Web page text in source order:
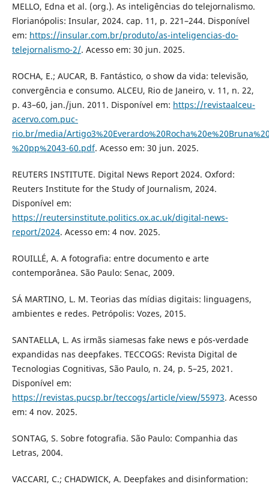
MELLO, Edna et al. (org.). As inteligências do telejornalismo.
Florianópolis: Insular, 2024. cap. 11, p. 221–244. Disponível
em: https://insular.com.br/produto/as-inteligencias-do-
telejornalismo-2/. Acesso em: 30 jun. 2025.
ROCHA, E.; AUCAR, B. Fantástico, o show da vida: televisão,
convergência e consumo. ALCEU, Rio de Janeiro, v. 11, n. 22,
p. 43–60, jan./jun. 2011. Disponível em: https://revistaalceu-
acervo.com.puc-
rio.br/media/
%20pp%2043-60.pdf. Acesso em: 30 jun. 2025.
REUTERS INSTITUTE. Digital News Report 2024. Oxford:
Reuters Institute for the Study of Journalism, 2024.
Disponível em:
https://reutersinstitute.politics.ox.ac.uk/digital-news-
report/2024. Acesso em: 4 nov. 2025.
ROUILLÉ, A. A fotografia: entre documento e arte
contemporânea. São Paulo: Senac, 2009.
SÁ MARTINO, L. M. Teorias das mídias digitais: linguagens,
ambientes e redes. Petrópolis: Vozes, 2015.
SANTAELLA, L. As irmãs siamesas fake news e pós-verdade
expandidas nas deepfakes. TECCOGS: Revista Digital de
Tecnologias Cognitivas, São Paulo, n. 24, p. 5–25, 2021.
Disponível em:
https://revistas.pucsp.br/teccogs/article/view/55973. Acesso
em: 4 nov. 2025.
SONTAG, S. Sobre fotografia. São Paulo: Companhia das
Letras, 2004.
VACCARI, C.; CHADWICK, A. Deepfakes and disinformation: